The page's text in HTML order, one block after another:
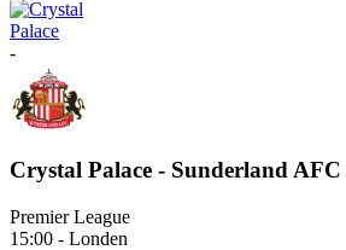
-
Crystal Palace - Sunderland AFC
Premier League
15:00 - Londen